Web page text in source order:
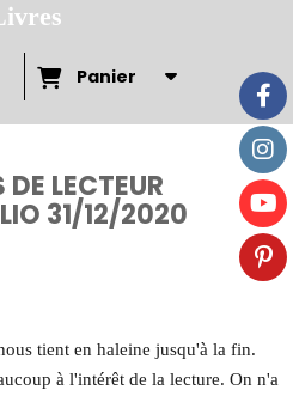
Panier
LECTEUR
31/12/2020
tient en haleine jusqu'à la fin.
à l'intérêt de la lecture. On n'a